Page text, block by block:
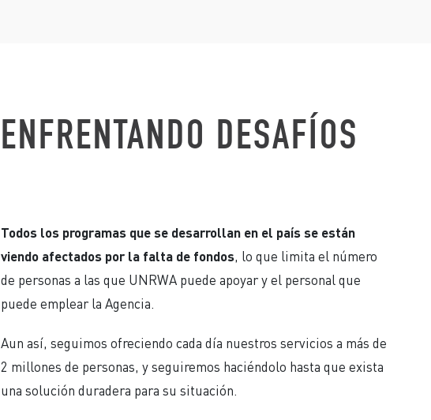
ENFRENTANDO DESAFÍOS
Todos los programas que se desarrollan en el país se están
viendo afectados por la falta de fondos, lo que limita el número
de personas a las que UNRWA puede apoyar y el personal que
puede emplear la Agencia.
Aun así, seguimos ofreciendo cada día nuestros servicios a más de
2 millones de personas, y seguiremos haciéndolo hasta que exista
una solución duradera para su situación.